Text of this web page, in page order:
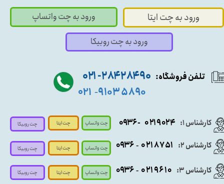
کارشناس ۱: ۰۲۱۹۰۲۴ - ۰۹۳۶
ورود به چت ایتا ورود به چت واتساپ
تلفن فروشگاه: ۹۰ ۲۸۴ ۲۸۴- ۰۲۱
۵۸۹۰ ۹۱۰۳ -۰۲۱
کارشناس ۳: ۰۲۱۹۶۱۰ -۰۹۳۶
کارشناس ۲: ۰۲۱۸۷۵۱ - ۰۹۳۶
ورود به چت روبیکا
چت واتساپ
چت واتساپ
چت واتساپ
چت ایتا
چت ایتا
چت ایتا
چت روبیکا
چت روبیکا
چت روبیکا